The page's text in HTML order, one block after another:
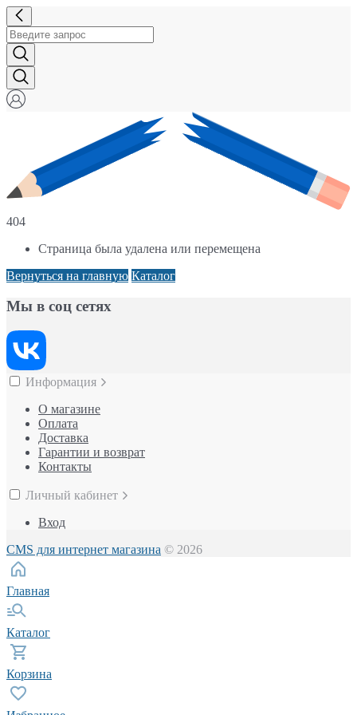
404
Страница была удалена или перемещена
Вернуться на главную Каталог
Мы в соц сетях
Информация
О магазине
Оплата
Доставка
Гарантии и возврат
Контакты
Личный кабинет
Вход
CMS для интернет магазина © 2026
Главная
Каталог
Корзина